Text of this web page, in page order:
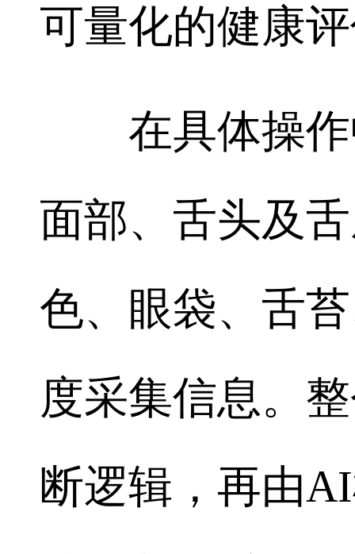
可量化的健康
在具体操作
面部、舌头及
色、眼袋、舌
度采集信息。
断逻辑，再由